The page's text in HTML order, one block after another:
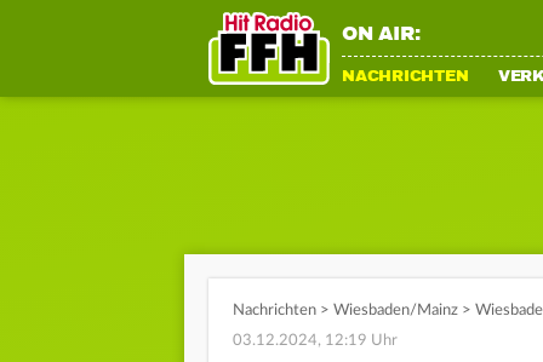
ON AIR:
NACHRICHTEN
Nachrichten > Wiesbaden/Mainz >
03.12.2024, 12:19 Uhr